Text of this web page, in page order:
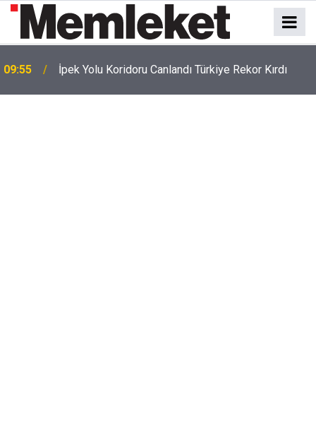
09:55 İpek Yolu Koridoru Canlandı Türkiye Rekor Kırdı